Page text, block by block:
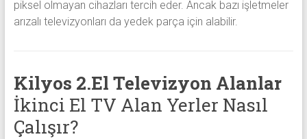
piksel olmayan cihazları tercih eder. Ancak bazı işletmeler
arızalı televizyonları da yedek parça için alabilir.
Kilyos 2.El Televizyon Alanlar
İkinci El TV Alan Yerler Nasıl
Çalışır?